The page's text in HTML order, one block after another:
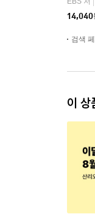
14,040
검색
이 상